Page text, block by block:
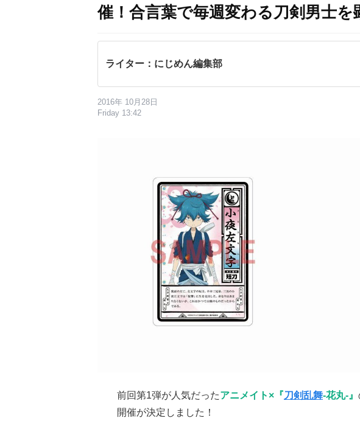
催！合言葉で毎週変わる刀剣男士を
ライター：にじめん編集部
2016年 10月28日
Friday 13:42
前回第1弾が人気だったアニメイト×『刀剣乱舞-花丸-』
開催が決定しました！